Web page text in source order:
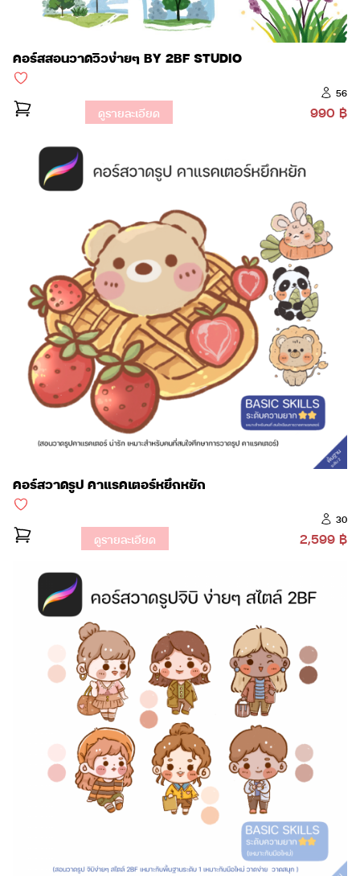
คอร์สสอนวาดวิวง่ายๆ BY 2BF STUDIO
56
ดูรายละเอียด 990 ฿
คอร์สวาดรูป คาแรคเตอร์หยึกหยัก
30
ดูรายละเอียด 2,599 ฿